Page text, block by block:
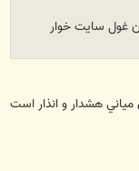
غول سايت خوار
هشدار و انذار است